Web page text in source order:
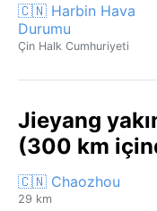
🇨🇳 Harbin Hava
Durumu
Çin Halk Cumhuriyeti
Jieyang
(300 km
🇨🇳 Chaozhou
29 km